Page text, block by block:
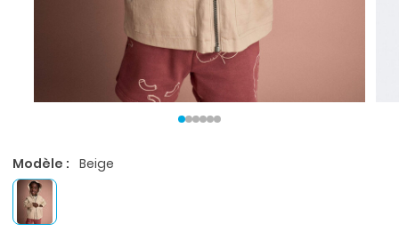
Modèle : Beige